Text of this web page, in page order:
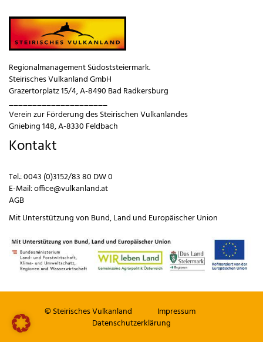
Regionalmanagement Südoststeiermark.
Steirisches Vulkanland GmbH
Grazertorplatz 15/4, A-8490 Bad Radkersburg
_____________________
Verein zur Förderung des Steirischen Vulkanlandes
Gniebing 148, A-8330 Feldbach
Kontakt
Tel.:0043 (0)3152/83 80 DW 0
E-Mail:office@vulkanland.at
AGB
Mit Unterstützung von Bund,Land und Europäischer Union
© Steirisches Vulkanland
Impressum
Datenschutzerklärung